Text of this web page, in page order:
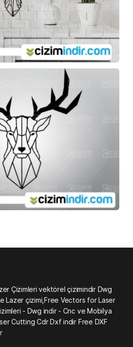
Çizimleri vektörel çizimindir Dwg
Lazer çizimi,Free Vectors for Laser
- Dwg indir - Cnc ve Mobilya
Cutting Cdr Dxf indir Free DXF